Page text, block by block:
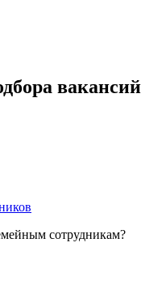
вакансий
сотрудникам?